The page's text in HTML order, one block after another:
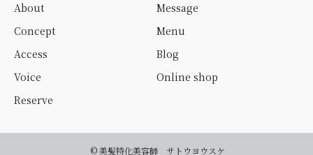
About
Message
Concept
Menu
Access
Blog
Voice
Online shop
Reserve
© 美髪特化美容師 サトウヨウスケ